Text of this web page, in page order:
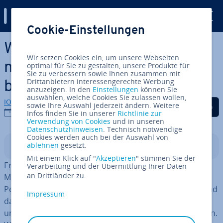
Zum Haupt­in­halt springen
Windows 10 schneller
machen: 8 Tipps für eine
bessere Per­for­mance
IONOS Redaktion
20.12.2022
Auf Facebook teilen
Auf Twitter teilen
Auf LinkedIn
In­halts­ver­zeich­nis
Ersetzen Sie Ihren Windows-Computer durch ein neues
Modell, fällt im Vergleich vor allem die deutlich bessere
Per­for­mance auf. Wird Ihr PC mit der Zeit langsamer und
damit auch das Arbeiten mühsamer, ist es jedoch nicht
unbedingt notwendig, in ein neues Modell zu in­ves­tie­ren.
Cookie-Einstellungen
Wir setzen Cookies ein, um unsere Webseiten
optimal für Sie zu gestalten, unsere Produkte für
Sie zu verbessern sowie Ihnen zusammen mit
Drittanbietern interessengerechte Werbung
anzuzeigen. In den Einstellungen können Sie
auswählen, welche Cookies Sie zulassen wollen,
sowie Ihre Auswahl jederzeit ändern. Weitere
Infos finden Sie in unserer Richtlinie zur
Verwendung von Cookies und in unseren
Datenschutzhinweisen. Technisch notwendige
Cookies werden auch bei der Auswahl von
ablehnen gesetzt.
Mit einem Klick auf "Akzeptieren" stimmen Sie der
Verarbeitung und der Übermittlung Ihrer Daten
an Drittländer zu.
Impressum